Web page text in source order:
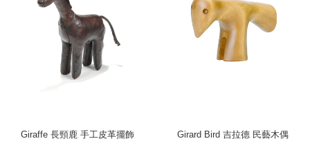
Giraffe 長頸鹿 手工皮革擺飾
Girard Bird 吉拉德 民藝木偶